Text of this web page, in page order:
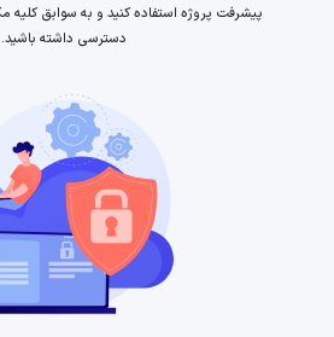
پیشرفت پروژه استفاده کنید و به سوابق کلیه
دسترسی داشته باشید.